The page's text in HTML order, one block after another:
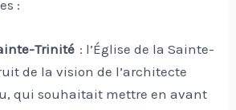
:
Trinité : l’Église de la Sainte-
de la vision de l’architecte
qui souhaitait mettre en avant